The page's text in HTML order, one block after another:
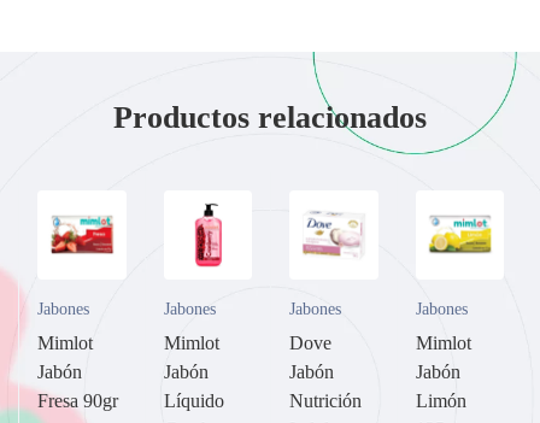
Productos relacionados
Jabones
Mimlot
Jabón
Fresa 90gr
Jabones
Mimlot
Jabón
Líquido
Jabones
Dove
Jabón
Nutrición
Jabones
Mimlot
Jabón
Limón